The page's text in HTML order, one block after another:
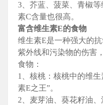
3、芥蓝、菠菜、青椒
素C含量也很高。
富含维生素E的食物
维生素E是一种强大的
紫外线和污染物的伤害
食物：
1、核桃：核桃中的维
素E之王”。
2、麦芽油、葵花籽油